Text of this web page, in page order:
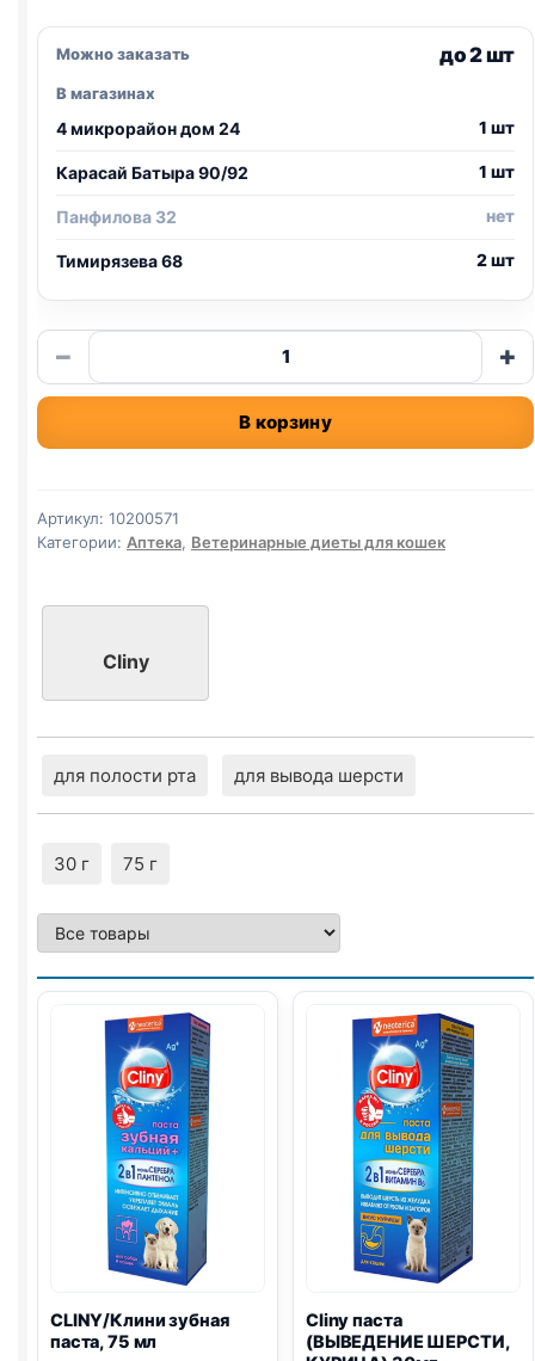
Можно заказать до 2 шт
В магазинах
4 микрорайон дом 24 1 шт
Карасай Батыра 90/92 1 шт
Панфилова 32 нет
Тимирязева 68 2 шт
−
Количество
товара
Cliny
(ВЫВЕДЕНИЕ
30мл
+
В корзину
Артикул: 10200571
Категории: Аптека, Ветеринарные диеты для кошек
Cliny
для полости рта для вывода шерсти
30 г 75 г
CLINY/Клини зубная
паста, 75 мл
Cliny паста
(ВЫВЕДЕНИЕ ШЕРСТИ,